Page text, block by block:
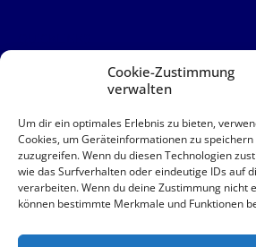
Cookie-Zustimmung
verwalten
Um dir ein optimales Erlebnis zu bieten,
Cookies, um Geräteinformationen zu
zuzugreifen. Wenn du diesen Technologien
wie das Surfverhalten oder eindeutige IDs auf
verarbeiten. Wenn du deine Zustimmung nicht
können bestimmte Merkmale und Funktionen
Kontakt
QUICKLINKS
AAB
Impressum